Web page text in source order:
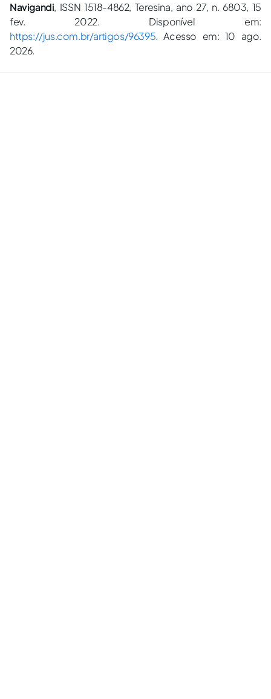
Navigandi, ISSN 1518-4862, Teresina, ano 27, n. 6803, 15
fev. 2022. Disponível em:
https://jus.com.br/artigos/96395. Acesso em: 10 ago.
2026.